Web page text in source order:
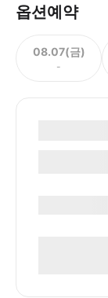
옵션예약
08.07(금)
-